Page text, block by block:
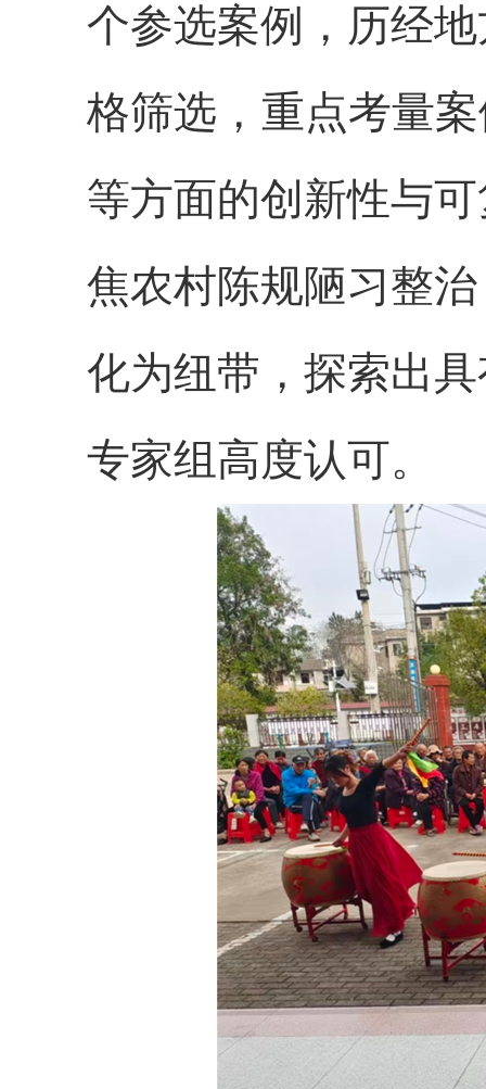
个参选案例，历经
格筛选，重点考量
等方面的创新性与
焦农村陈规陋习整
化为纽带，探索出
专家组高度认可。